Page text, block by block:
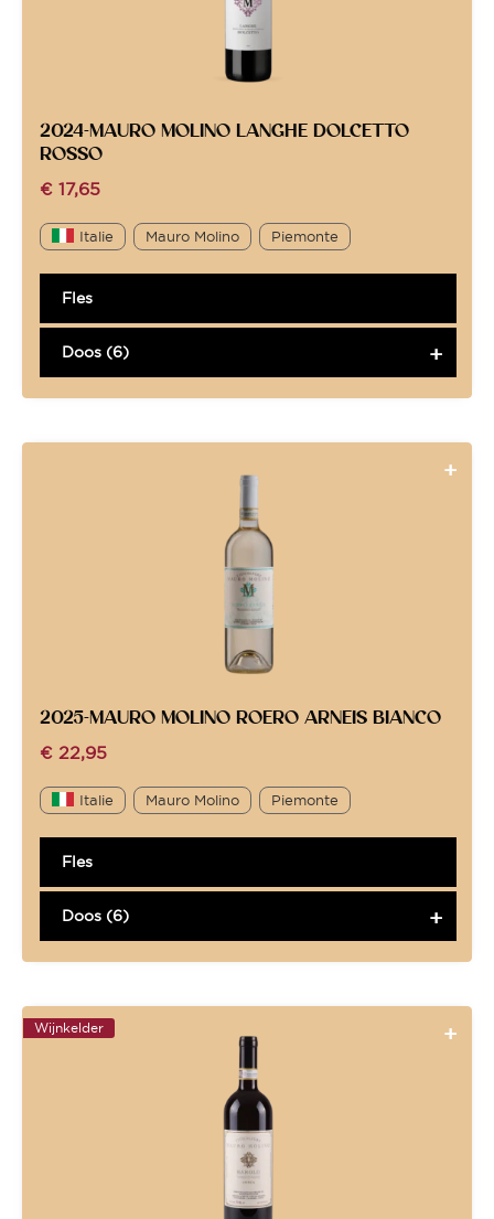
2024-MAURO MOLINO LANGHE DOLCETTO
ROSSO
€ 17,65
Italie Mauro Molino Piemonte
Fles
Doos (6)
2025-MAURO MOLINO ROERO ARNEIS BIANCO
€ 22,95
Italie Mauro Molino Piemonte
Fles
Doos (6)
Wijnkelder